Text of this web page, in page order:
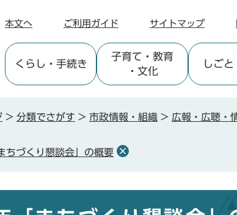
本文へ ご利用ガイド サイトマップ
くらし ・手続き
子育て ・教育
・文化
しごと
> 分類でさがす > 市政情報・組織 > 広報・広聴・
ちづくり懇談会」の概要